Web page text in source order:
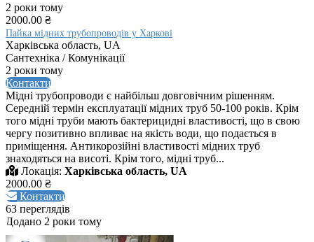
2 роки тому
2000.00 ₴
Пайка мідних трубопроводів у Харкові
Харківська область, UA
Сантехніка / Комунікації
2 роки тому
Контакти
Мідні трубопроводи є найбільш довговічним рішенням.
Середній термін експлуатації мідних труб 50-100 років. Крім
того мідні труби мають бактерицидні властивості, що в свою
чергу позитивно впливає на якість води, що подається в
приміщення. Антикорозійні властивості мідних труб
знаходяться на висоті. Крім того, мідні труб...
Локація: Харківська область, UA
2000.00 ₴
Контакти
63 переглядів
Додано 2 роки тому